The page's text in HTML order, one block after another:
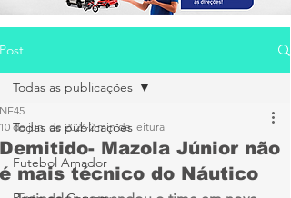
Post
Todas as publicações
Futebol Amador
Todas as publicações
Demitido- Mazola Júnior não
é mais técnico do Náutico
NE45
10 de jun. de 2024 2 min de leitura